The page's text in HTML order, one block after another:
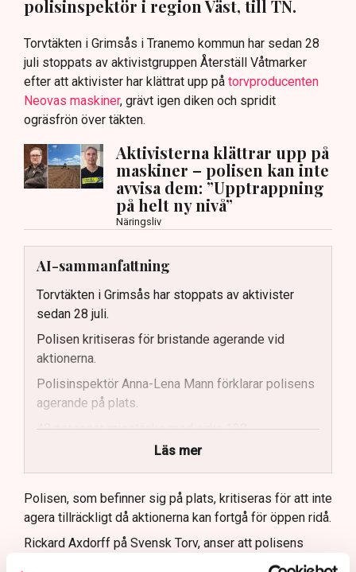
polisinspektör i region Väst, till TN.
Torvtäkten i Grimsås i Tranemo kommun har sedan 28
juli stoppats av aktivistgruppen Återställ Våtmarker
efter att aktivister har klättrat upp på torvproducenten
Neovas maskiner, grävt igen diken och spridit
ogräsfrön över täkten.
Aktivisterna klättrar upp på
maskiner – polisen kan inte
avvisa dem: ”Upptrappning
på helt ny nivå”
Näringsliv
AI-sammanfattning
Torvtäkten i Grimsås har stoppats av aktivister
sedan 28 juli.
Polisen kritiseras för bristande agerande vid
aktionerna.
Polisinspektör Anna-Lena Mann förklarar polisens
agerande på plats.
40 personer misstänks med cirka 120
brottsmisstankar kopplade.
Polisen använder drönare och uniformerad polis
för att dokumentera bevis.
Samtidigt är polisarbetet komplext när det gäller
att navigera juridiska rättigheter och gränser.
Läs mer
Polisen, som befinner sig på plats, kritiseras för att inte
agera tillräckligt då aktionerna kan fortgå för öppen ridå.
Rickard Axdorff på Svensk Torv, anser att polisens
för att skydda verksamheten